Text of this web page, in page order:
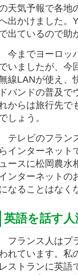
天気予報で各地
出かけました。
出ているので助
今までヨーロッ
いましたが、今
線LANが使え、
ドバンドの普及
からは旅行先で
しょう。
テレビのフラン
らインターネット
ュースに松岡農水
インターネットの
なることはなく
英語を話す人
フランス人はプ
れています。私
レストランに英語